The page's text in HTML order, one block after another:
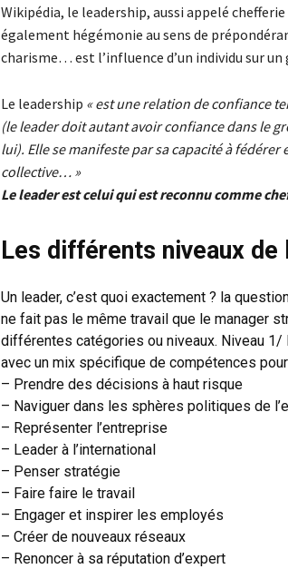
Wikipédia, le leadership, aussi appelé
également hégémonie au sens de
charisme… est l’influence d’un individu sur un
Le leadership « est une relation de confiance
(le leader doit autant avoir confiance dans le
lui). Elle se manifeste par sa capacité à
collective… »
Le leader est celui qui est reconnu comme
Les différents niveaux de
Un leader, c’est quoi exactement ? la
ne fait pas le même travail que le manager
différentes catégories ou niveaux. Niveau
avec un mix spécifique de compétences pour
– Prendre des décisions à haut risque
– Naviguer dans les sphères politiques de
– Représenter l’entreprise
– Leader à l’international
– Penser stratégie
– Faire faire le travail
– Engager et inspirer les employés
– Créer de nouveaux réseaux
– Renoncer à sa réputation d’expert